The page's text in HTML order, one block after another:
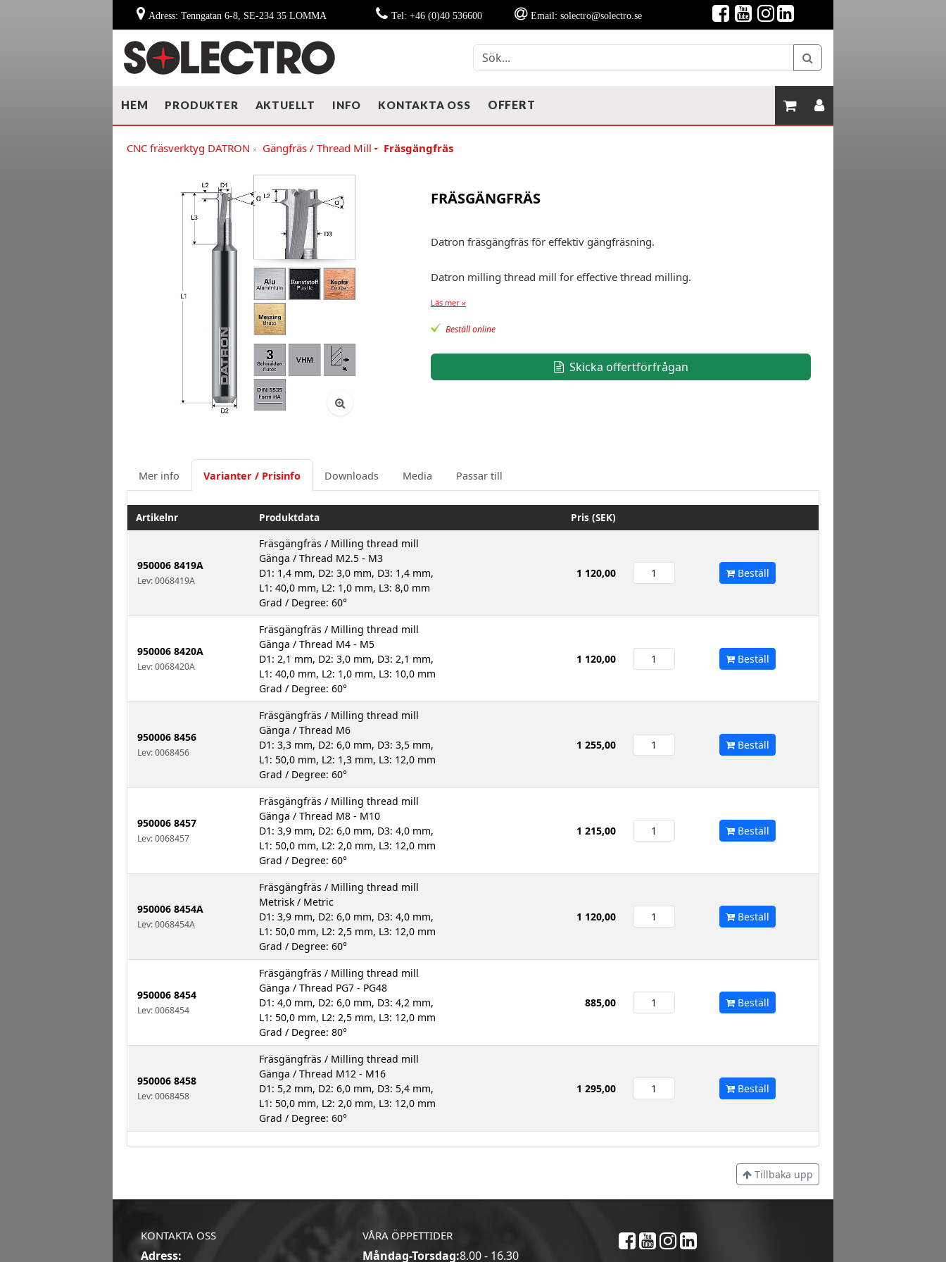
Adress: Tenngatan 6-8, SE-234 35 LOMMA Tel: +46 (0)40 536600 Email: solectro@solectro.se
HEM PRODUKTER AKTUELLT INFO KONTAKTA OSS OFFERT
CNC fräsverktyg DATRON » Gängfräs / Thread Mill Fräsgängfräs
FRÄSGÄNGFRÄS
Datron fräsgängfräs för effektiv gängfräsning.
Datron milling thread mill for effective thread milling.
Läs mer »
Beställ online
Skicka offertförfrågan
Mer info Varianter / Prisinfo Downloads Media Passar till
Artikelnr Produktdata Pris (SEK)
950006 8419A
Lev: 0068419A
Fräsgängfräs / Milling thread mill
Gänga / Thread M2.5 - M3
D1: 1,4 mm, D2: 3,0 mm, D3: 1,4 mm,
L1: 40,0 mm, L2: 1,0 mm, L3: 8,0 mm
Grad / Degree: 60°
1 120,00 Beställ
950006 8420A
Lev: 0068420A
Fräsgängfräs / Milling thread mill
Gänga / Thread M4 - M5
D1: 2,1 mm, D2: 3,0 mm, D3: 2,1 mm,
L1: 40,0 mm, L2: 1,0 mm, L3: 10,0 mm
Grad / Degree: 60°
1 120,00 Beställ
950006 8456
Lev: 0068456
Fräsgängfräs / Milling thread mill
Gänga / Thread M6
D1: 3,3 mm, D2: 6,0 mm, D3: 3,5 mm,
L1: 50,0 mm, L2: 1,3 mm, L3: 12,0 mm
Grad / Degree: 60°
1 255,00 Beställ
950006 8457
Lev: 0068457
Fräsgängfräs / Milling thread mill
Gänga / Thread M8 - M10
D1: 3,9 mm, D2: 6,0 mm, D3: 4,0 mm,
L1: 50,0 mm, L2: 2,0 mm, L3: 12,0 mm
Grad / Degree: 60°
1 215,00 Beställ
950006 8454A
Lev: 0068454A
Fräsgängfräs / Milling thread mill
Metrisk / Metric
D1: 3,9 mm, D2: 6,0 mm, D3: 4,0 mm,
L1: 50,0 mm, L2: 2,5 mm, L3: 12,0 mm
Grad / Degree: 60°
1 120,00 Beställ
950006 8454
Lev: 0068454
Fräsgängfräs / Milling thread mill
Gänga / Thread PG7 - PG48
D1: 4,0 mm, D2: 6,0 mm, D3: 4,2 mm,
L1: 50,0 mm, L2: 2,5 mm, L3: 12,0 mm
Grad / Degree: 80°
885,00 Beställ
950006 8458
Lev: 0068458
Fräsgängfräs / Milling thread mill
Gänga / Thread M12 - M16
D1: 5,2 mm, D2: 6,0 mm, D3: 5,4 mm,
L1: 50,0 mm, L2: 2,0 mm, L3: 12,0 mm
Grad / Degree: 60°
1 295,00 Beställ
Tillbaka upp
KONTAKTA OSS
Adress:
VÅRA ÖPPETTIDER
Måndag-Torsdag:8.00 - 16.30